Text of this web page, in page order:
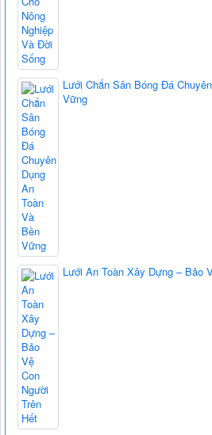
Lưới Chắn Sân Bóng Đá
Vững
Lưới An Toàn Xây Dựng – Bảo